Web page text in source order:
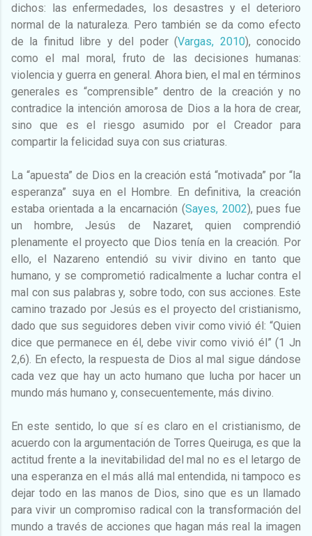
dichos: las enfermedades, los desastres y el deterioro
normal de la naturaleza. Pero también se da como efecto
de la finitud libre y del poder (Vargas, 2010), conocido
como el mal moral, fruto de las decisiones humanas:
violencia y guerra en general. Ahora bien, el mal en términos
generales es “comprensible” dentro de la creación y no
contradice la intención amorosa de Dios a la hora de crear,
sino que es el riesgo asumido por el Creador para
compartir la felicidad suya con sus criaturas.
La “apuesta” de Dios en la creación está “motivada” por “la
esperanza” suya en el Hombre. En definitiva, la creación
estaba orientada a la encarnación (Sayes, 2002), pues fue
un hombre, Jesús de Nazaret, quien comprendió
plenamente el proyecto que Dios tenía en la creación. Por
ello, el Nazareno entendió su vivir divino en tanto que
humano, y se comprometió radicalmente a luchar contra el
mal con sus palabras y, sobre todo, con sus acciones. Este
camino trazado por Jesús es el proyecto del cristianismo,
dado que sus seguidores deben vivir como vivió él: “Quien
dice que permanece en él, debe vivir como vivió él” (1 Jn
2,6). En efecto, la respuesta de Dios al mal sigue dándose
cada vez que hay un acto humano que lucha por hacer un
mundo más humano y, consecuentemente, más divino.
En este sentido, lo que sí es claro en el cristianismo, de
acuerdo con la argumentación de Torres Queiruga, es que la
actitud frente a la inevitabilidad del mal no es el letargo de
una esperanza en el más allá mal entendida, ni tampoco es
dejar todo en las manos de Dios, sino que es un llamado
para vivir un compromiso radical con la transformación del
mundo a través de acciones que hagan más real la imagen